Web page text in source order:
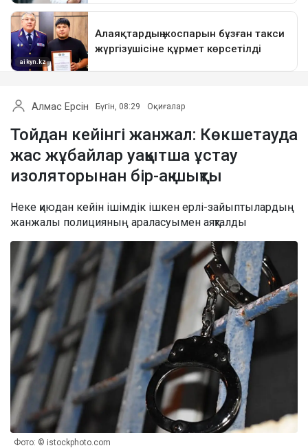
Алмас Ерсін Бүгін, 08:29 Оқиғалар
Тойдан кейінгі жанжал: Көкшетауда
жас жұбайлар уақытша ұстау
изоляторынан бір-ақ шықты
Неке қиюдан кейін ішімдік ішкен ерлі-зайыптылардың
жанжалы полицияның араласуымен аяқталды
Фото: © istockphoto.com